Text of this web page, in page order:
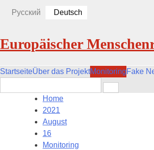
Русский Deutsch
Europäischer
StartseiteÜber das ProjektMonitoringFake
for:
Home
2021
August
16
Monitoring